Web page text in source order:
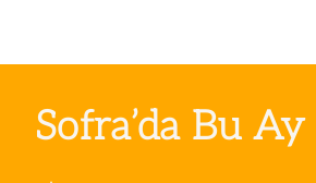
Sofra’da Bu Ay